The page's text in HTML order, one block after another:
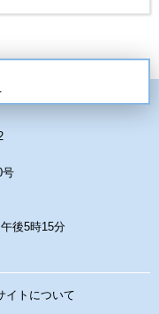
号
後5時15分
イトについて